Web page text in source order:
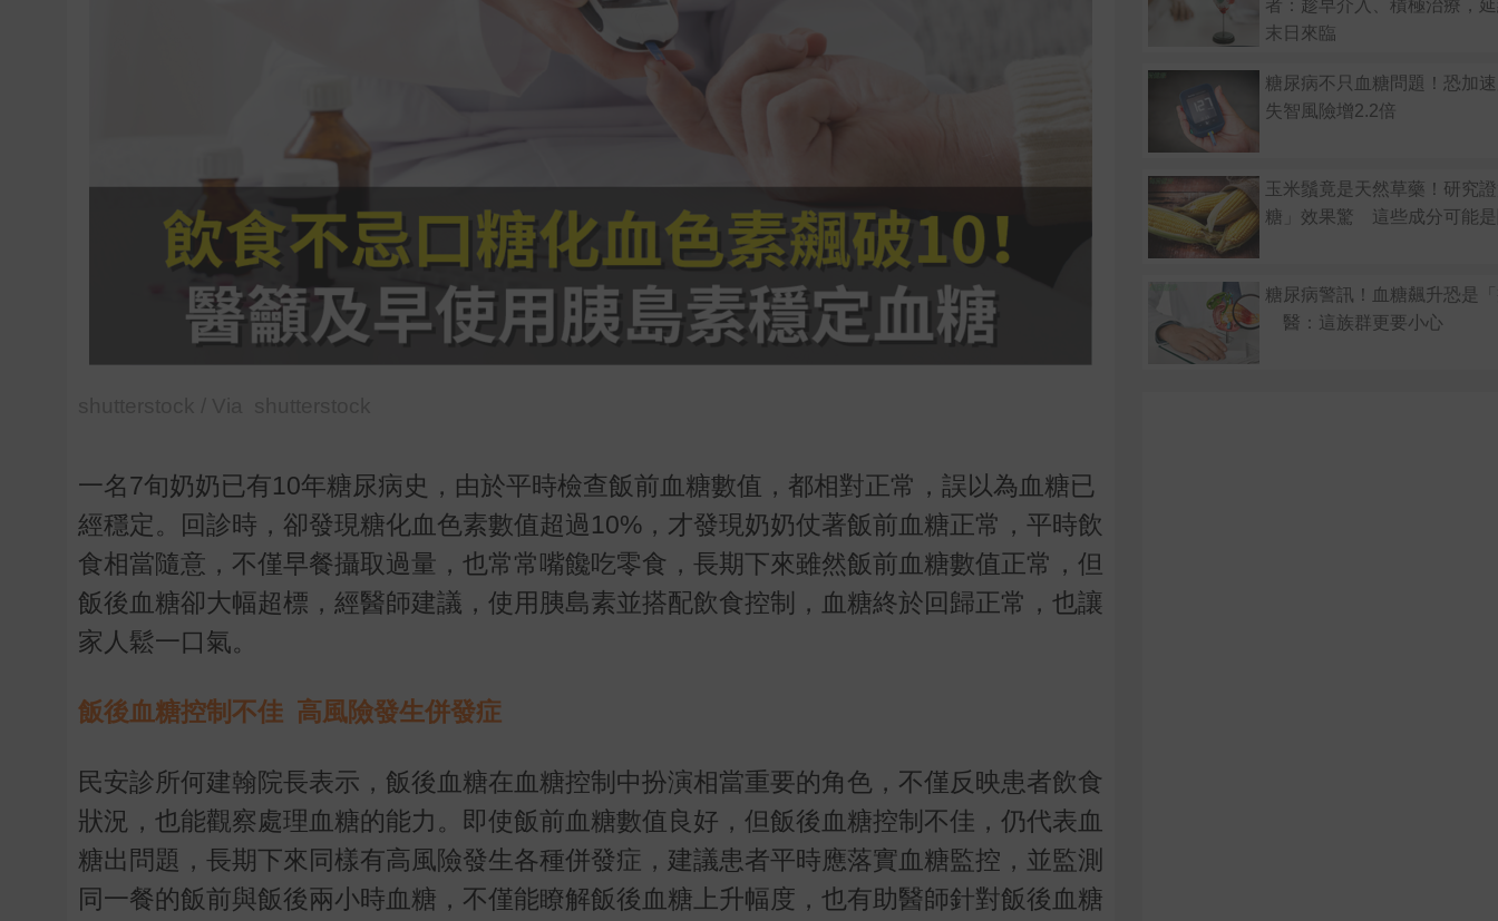
一名7旬奶奶已有10年糖尿病史，由於平時檢查飯前血糖數值，都相對正常，誤以為血糖已
經穩定。回診時，卻發現糖化血色素數值超過10%，才發現奶奶仗著飯前血糖正常，平時飲
食相當隨意，不僅早餐攝取過量，也常常嘴饞吃零食，長期下來雖然飯前血糖數值正常，但
飯後血糖卻大幅超標，經醫師建議，使用胰島素並搭配飲食控制，血糖終於回歸正常，也讓
家人鬆一口氣。
飯後血糖控制不佳 高風險發生併發症
民安診所何建翰院長表示，飯後血糖在血糖控制中扮演相當重要的角色，不僅反映患者飲食
狀況，也能觀察處理血糖的能力。即使飯前血糖數值良好，但飯後血糖控制不佳，仍代表血
糖出問題，長期下來同樣有高風險發生各種併發症，建議患者平時應落實血糖監控，並監測
同一餐的飯前與飯後兩小時血糖，不僅能瞭解飯後血糖上升幅度，也有助醫師針對飯後血糖
者：趁早介入、積極治療，
末日來臨
糖尿病不只血糖問題！恐加
失智風險增2.2倍
玉米鬚竟是天然草藥！研究
糖」效果驚 這些成分可能
糖尿病警訊！血糖飆升恐是
醫：這族群更要小心